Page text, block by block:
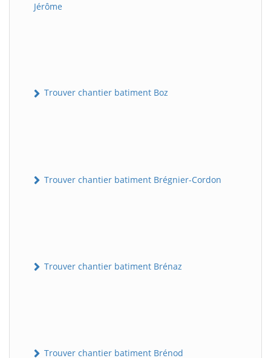
Jérôme
Trouver chantier batiment Boz
Trouver chantier batiment Brégnier-Cordon
Trouver chantier batiment Brénaz
Trouver chantier batiment Brénod